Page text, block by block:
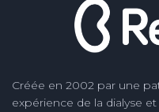
Créée en 2002 par une
expérience de la dialyse